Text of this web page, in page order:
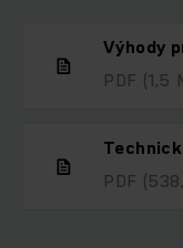
Výhody
PDF (1,5
PDF